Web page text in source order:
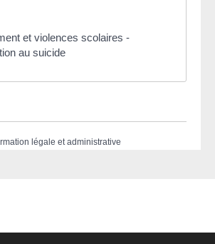
et violences scolaires -
au suicide
légale et administrative